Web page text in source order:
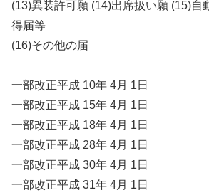
(13)異装許可願 (14)出席扱い願 (15)自
得届等
(16)その他の届
一部改正平成 10年 4月 1日
一部改正平成 15年 4月 1日
一部改正平成 18年 4月 1日
一部改正平成 28年 4月 1日
一部改正平成 30年 4月 1日
一部改正平成 31年 4月 1日